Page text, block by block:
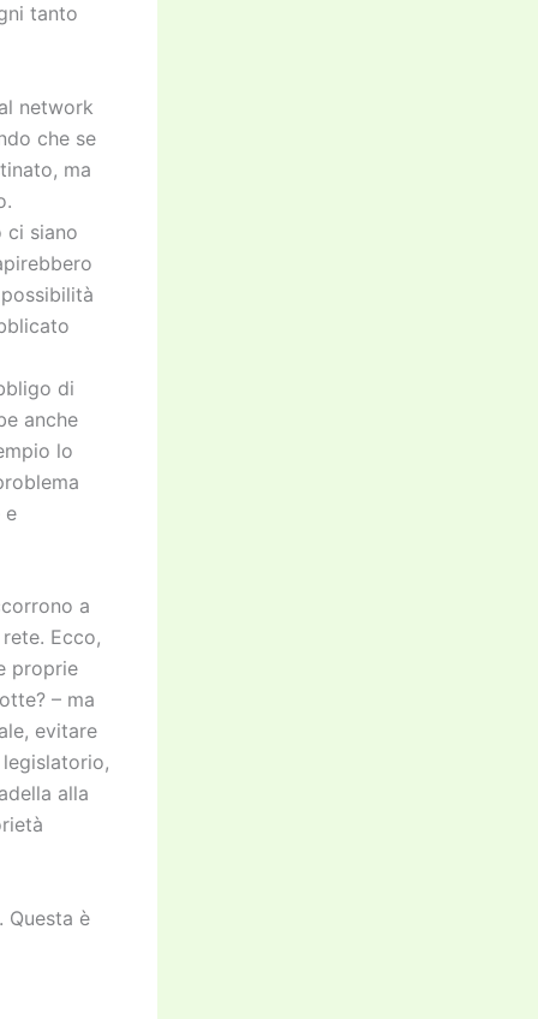
tanto
network
che se
ma
ci siano
di
anche
lo
e
a
Ecco,
proprie
– ma
evitare
alla
Questa è